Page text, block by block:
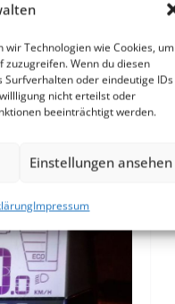
Technologien wie Cookies, um
Wenn du diesen
oder eindeutige IDs
nicht erteilst oder
beeinträchtigt werden.
Einstellungen ansehen
Impressum
Winter II
Winter 28″x1,60/